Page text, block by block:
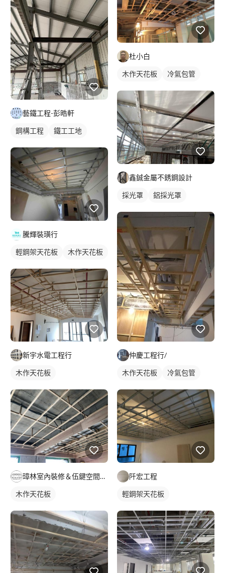
藝鐵工程-彭晧軒
鋼構工程 鐵工工地
騰輝裝璜行
輕鋼架天花板 木作天花板
新宇水電工程行
木作天花板
璋林室內裝修＆伍鍵空間規劃
木作天花板
杜小白
木作天花板 冷氣包管
鑫鋮金屬不銹鋼設計
採光罩 鋁採光罩
仲慶工程行/
木作天花板 冷氣包管
阡宏工程
輕鋼架天花板